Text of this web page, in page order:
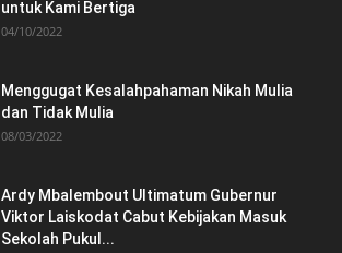
untuk Kami Bertiga
04/10/2022
Menggugat Kesalahpahaman Nikah Mulia
dan Tidak Mulia
08/03/2022
Ardy Mbalembout Ultimatum Gubernur
Viktor Laiskodat Cabut Kebijakan Masuk
Sekolah Pukul...